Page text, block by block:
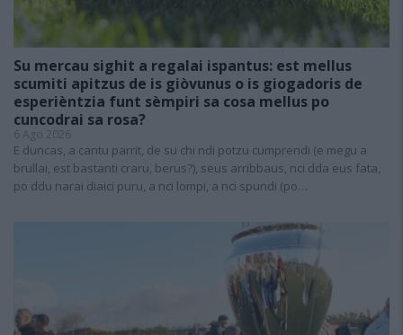
Su mercau sighit a regalai ispantus: est mellus
scumiti apitzus de is giòvunus o is giogadoris de
esperièntzia funt sèmpiri sa cosa mellus po
cuncodrai sa rosa?
6 Ago 2026
E duncas, a cantu parrit, de su chi ndi potzu cumprendi (e megu a
brullai, est bastanti craru, berus?), seus arribbaus, nci dda eus fata,
po ddu narai diaici puru, a nci lompi, a nci spundi (po…